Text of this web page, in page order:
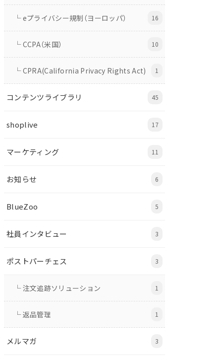
└ eプライバシー規制（ヨーロッパ） 16
└ CCPA（米国） 10
└ CPRA(California Privacy Rights Act) 1
コンテンツライブラリ 45
shoplive 17
マーケティング 11
お知らせ 6
BlueZoo 5
社員インタビュー 3
ポストパーチェス 3
└ 注文追跡ソリューション 1
└ 返品管理 1
メルマガ 3